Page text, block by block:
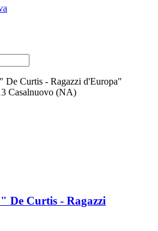
De Curtis - Ragazzi d'Europa"
Casalnuovo (NA)
De Curtis - Ragazzi